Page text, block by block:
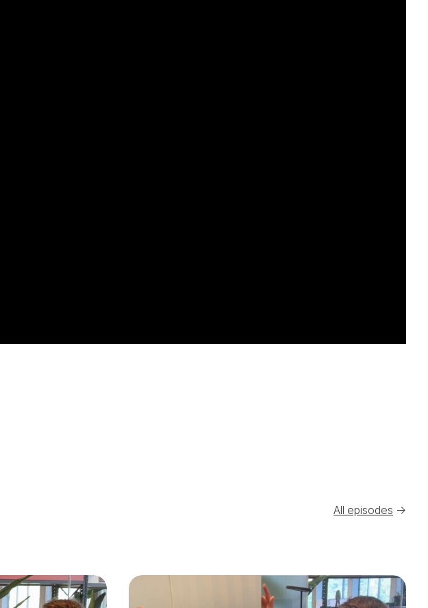
All episodes ->